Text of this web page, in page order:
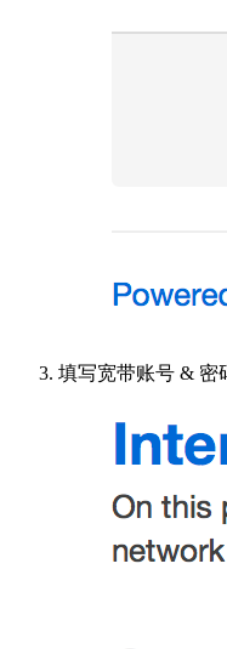
填写宽带账号 & 密